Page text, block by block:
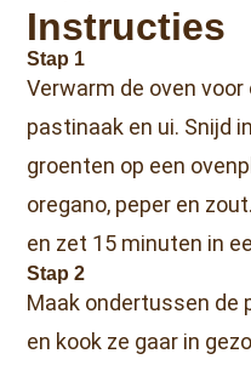
Instructies
Stap 1
Verwarm de oven voor
pastinaak en ui. Snijd
groenten op een
oregano, peper en
en zet 15 minuten in
Stap 2
Maak ondertussen de
en kook ze gaar in